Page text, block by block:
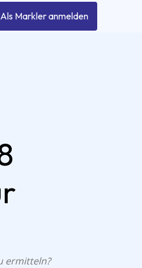
Als Markler anmelden
ermitteln?